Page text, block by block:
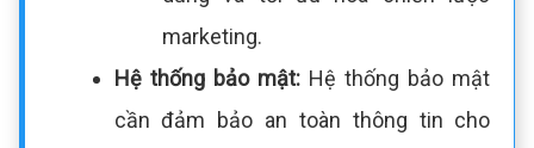
marketing.
Hệ thống bảo mật:Hệ thống bảo mật
cần đảm bảo an toàn thông tin cho